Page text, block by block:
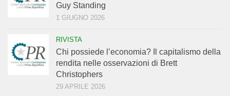
Guy Standing
1 GIUGNO 2026
RIVISTA
Chi possiede l’economia? Il capitalismo della
rendita nelle osservazioni di Brett
Christophers
29 APRILE 2026